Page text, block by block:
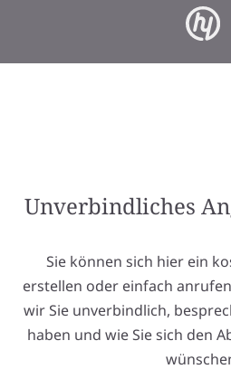
Unverbindliches
Sie können sich hier ein
erstellen oder einfach
wir Sie unverbindlich,
haben und wie Sie sich den